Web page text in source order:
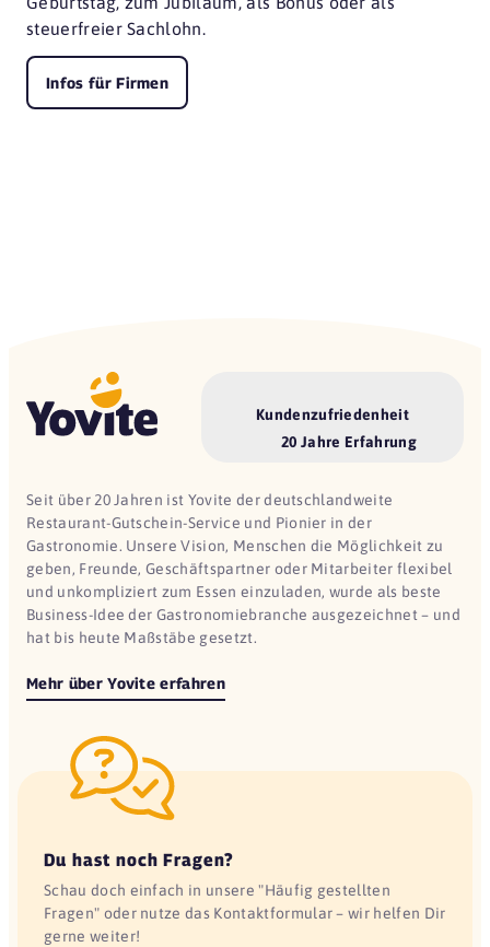
steuerfreier Sachlohn.
Infos für Firmen
Kundenzufriedenheit
20 Jahre Erfahrung
Seit über 20 Jahren ist Yovite der deutschlandweite
Restaurant-Gutschein-Service und Pionier in der
Gastronomie. Unsere Vision, Menschen die Möglichkeit zu
geben, Freunde, Geschäftspartner oder Mitarbeiter flexibel
und unkompliziert zum Essen einzuladen, wurde als beste
Business-Idee der Gastronomiebranche ausgezeichnet – und
hat bis heute Maßstäbe gesetzt.
Mehr über Yovite erfahren
Du hast noch Fragen?
Schau doch einfach in unsere "Häufig gestellten
Fragen" oder nutze das Kontaktformular – wir helfen Dir
gerne weiter!